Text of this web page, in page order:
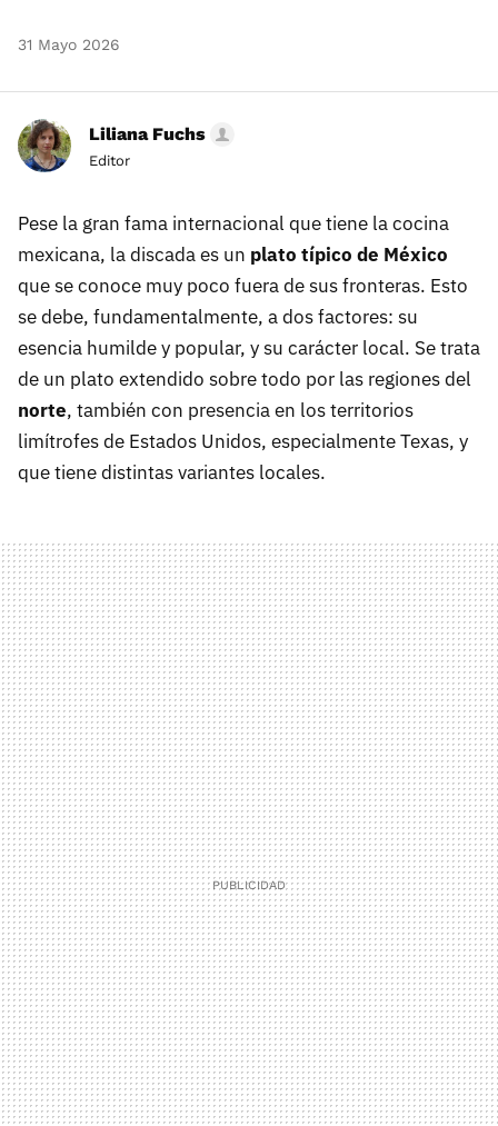
31 Mayo 2026
Liliana Fuchs
Editor
Pese la gran fama internacional que tiene la cocina
mexicana, la discada es un plato típico de México
que se conoce muy poco fuera de sus fronteras. Esto
se debe, fundamentalmente, a dos factores: su
esencia humilde y popular, y su carácter local. Se trata
de un plato extendido sobre todo por las regiones del
norte, también con presencia en los territorios
limítrofes de Estados Unidos, especialmente Texas, y
que tiene distintas variantes locales.